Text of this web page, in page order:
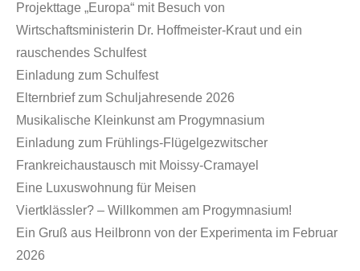
Projekttage „Europa“ mit Besuch von
Wirtschaftsministerin Dr. Hoffmeister-Kraut und ein
rauschendes Schulfest
Einladung zum Schulfest
Elternbrief zum Schuljahresende 2026
Musikalische Kleinkunst am Progymnasium
Einladung zum Frühlings-Flügelgezwitscher
Frankreichaustausch mit Moissy-Cramayel
Eine Luxuswohnung für Meisen
Viertklässler? – Willkommen am Progymnasium!
Ein Gruß aus Heilbronn von der Experimenta im Februar
2026